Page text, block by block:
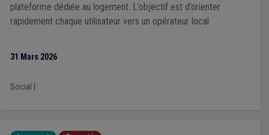
plateforme dédiée au logement. L’objectif est d’orienter
rapidement chaque utilisateur vers un opérateur local
31 Mars 2026
Social